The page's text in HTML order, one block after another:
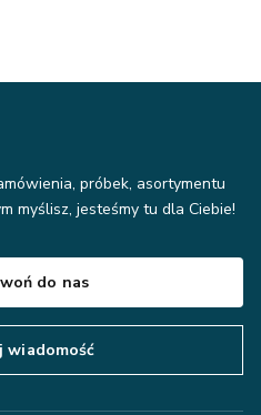
próbek, asortymentu
myślisz, jesteśmy tu dla Ciebie!
do nas
wiadomość